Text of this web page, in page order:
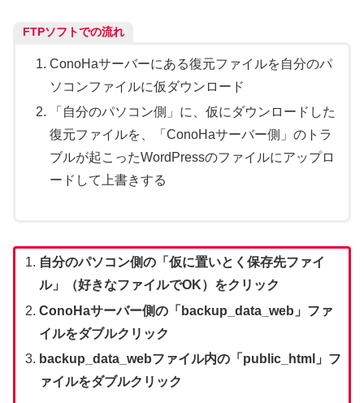
FTPソフトでの流れ
ConoHaサーバーにある復元ファイルを自分のパ
ソコンファイルに仮ダウンロード
「自分のパソコン側」に、仮にダウンロードした
復元ファイルを、「ConoHaサーバー側」のトラ
ブルが起こったWordPressのファイルにアップロ
ードして上書きする
自分のパソコン側の「仮に置いとく保存先ファイ
ル」（好きなファイルでOK）をクリック
ConoHaサーバー側の「backup_data_web」ファ
イルをダブルクリック
backup_data_webファイル内の「public_html」フ
ァイルをダブルクリック